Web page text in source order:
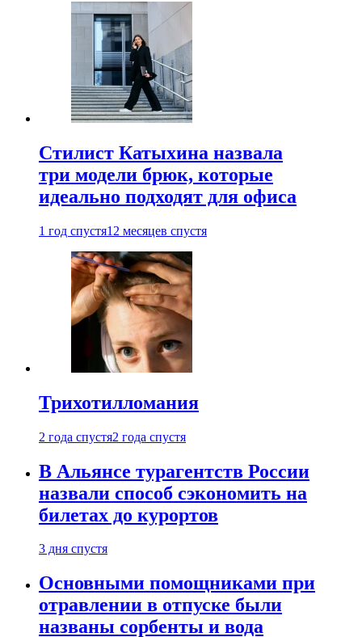
Стилист Катыхина назвала
три модели брюк, которые
идеально подходят для офиса
1 год спустя12 месяцев спустя
Трихотилломания
2 года спустя2 года спустя
В Альянсе турагентств России
назвали способ сэкономить на
билетах до курортов
3 дня спустя
Основными помощниками при
отравлении в отпуске были
названы сорбенты и вода